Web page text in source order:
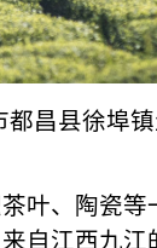
昌县徐埠
叶、陶瓷等
自江西九